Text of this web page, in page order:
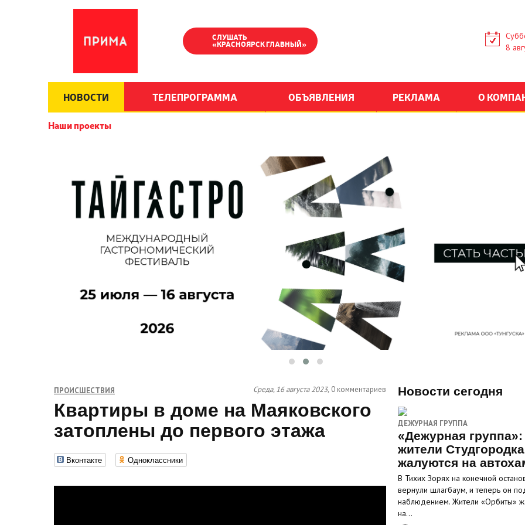
СЛУШАТЬ
«КРАСНОЯРСК ГЛАВНЫЙ»
8
НОВОСТИ ТЕЛЕПРОГРАММА ОБЪЯВЛЕНИЯ РЕКЛАМА О
Наши проекты
ПРОИСШЕСТВИЯ Среда, 16 августа 2023, 0 комментариев
Квартиры в доме на Маяковского
затоплены до первого этажа
Вконтакте Одноклассники
Новости сегодня
ДЕЖУРНАЯ ГРУППА
«Дежурная группа»:
жители Студгородка
жалуются на
В Тихих Зорях на конечной
вернули шлагбаум, и теперь он
наблюдением. Жители «Орбиты»
на…